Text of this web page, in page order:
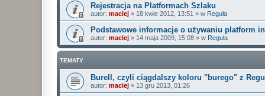
Rejestracja na Platformach Szlaku
autor: maciej » 18 kwie 2012, 13:51 » w Reguła
Podstawowe informacje o używaniu platform
autor: maciej » 14 maja 2009, 15:08 » w Reguła
TEMATY
Burell, czyli ciągdalszy koloru "burego" z
autor: maciej » 13 gru 2013, 01:26